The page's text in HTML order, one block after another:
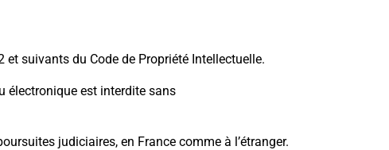
suivants du Code de Propriété Intellectuelle.
électronique est interdite sans
judiciaires, en France comme à l’étranger.